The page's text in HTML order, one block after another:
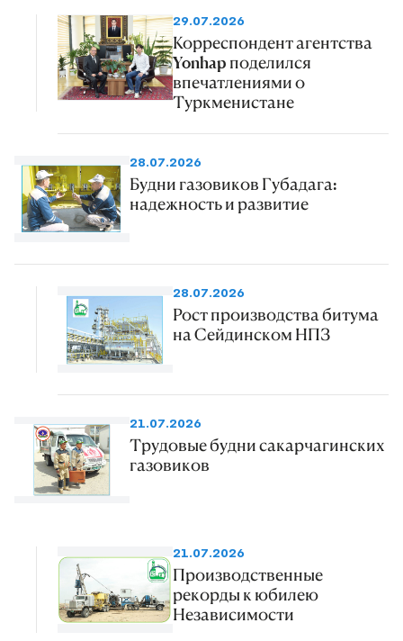
29.07.2026
Корреспондент агентства
Yonhap поделился
впечатлениями о
Туркменистане
28.07.2026
Будни газовиков Губадага:
надежность и развитие
28.07.2026
Рост производства битума
на Сейдинском НПЗ
21.07.2026
Трудовые будни сакарчагинских
газовиков
21.07.2026
Производственные
рекорды к юбилею
Независимости